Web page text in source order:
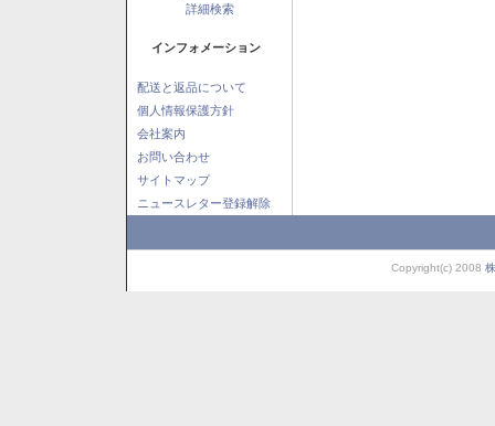
詳細検索
インフォメーション
配送と返品について
個人情報保護方針
会社案内
お問い合わせ
サイトマップ
ニュースレター登録解除
Copyright(c) 2008